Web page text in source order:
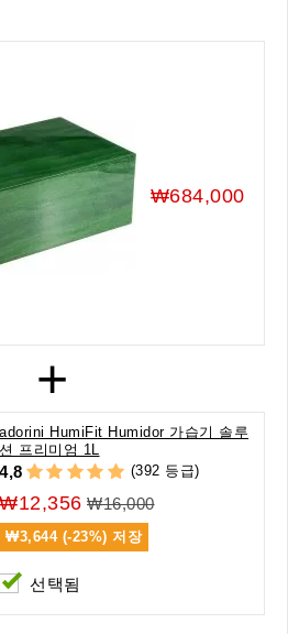
₩684,000
+
adorini HumiFit Humidor 가습기 솔루
션 프리미엄 1L
4,8 (392 등급)
₩12,356 ₩16,000
₩3,644 (-23%) 저장
선택됨